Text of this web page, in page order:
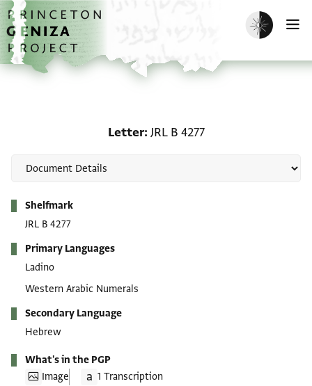
Skip to main content
home
Enable dark
Letter JRL B 4277
Shelfmark
JRL B 4277
Primary Languages
Ladino
Western Arabic Numerals
Secondary Language
Hebrew
What's in the PGP
Image
1 Transcription